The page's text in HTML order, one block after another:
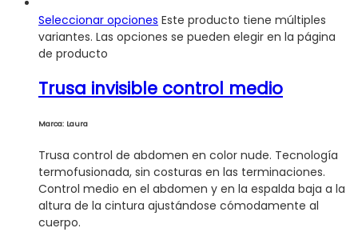
Seleccionar opciones Este producto tiene múltiples
variantes. Las opciones se pueden elegir en la página
de producto
Trusa invisible control medio
Marca: Laura
Trusa control de abdomen en color nude. Tecnología
termofusionada, sin costuras en las terminaciones.
Control medio en el abdomen y en la espalda baja a la
altura de la cintura ajustándose cómodamente al
cuerpo.